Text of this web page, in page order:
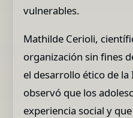
vulnerables.
Mathilde Cerioli,
organización sin fines
el desarrollo ético de la
observó que los
experiencia social y